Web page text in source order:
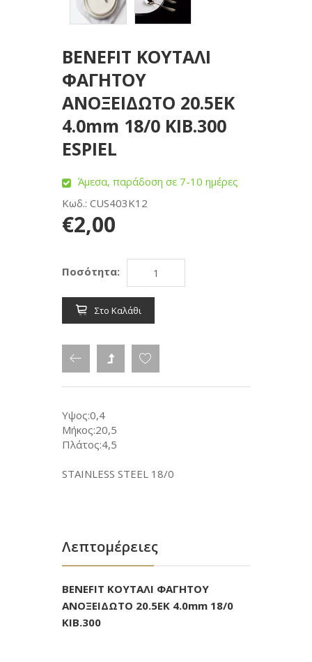
BENEFIT ΚΟΥΤΑΛΙ
ΦΑΓΗΤΟΥ
ΑΝΟΞΕΙΔΩΤΟ 20.5ΕΚ
4.0mm 18/0 ΚΙΒ.300
ESPIEL
Άμεσα, παράδοση σε 7-10 ημέρες
Κωδ.: CUS403K12
€2,00
Ποσότητα:
Στο Καλάθι
Υψος:0,4
Μήκος:20,5
Πλάτος:4,5
STAINLESS STEEL 18/0
Λεπτομέρειες
BENEFIT ΚΟΥΤΑΛΙ ΦΑΓΗΤΟΥ
ΑΝΟΞΕΙΔΩΤΟ 20.5ΕΚ 4.0mm 18/0
ΚΙΒ.300